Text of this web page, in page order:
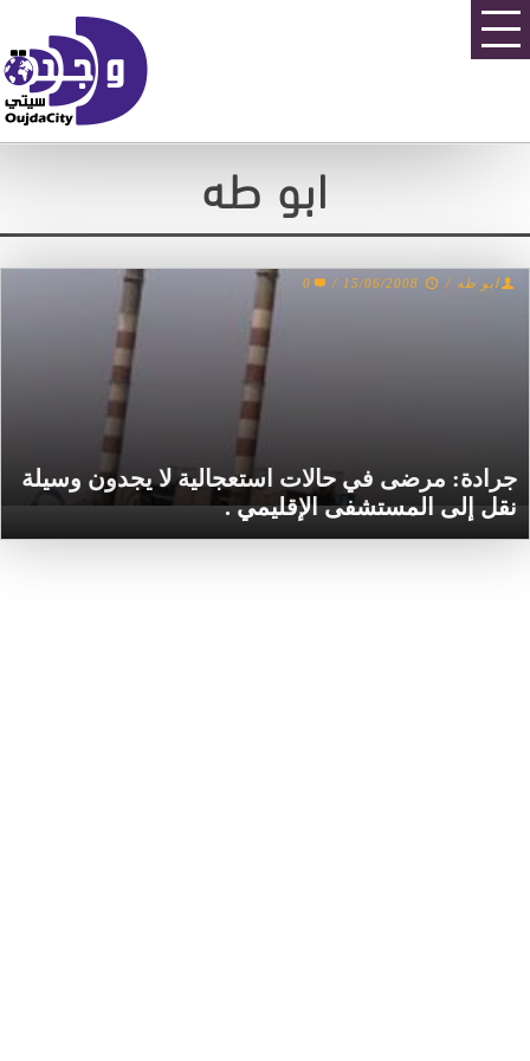
ابو طه
جرادة: مرضى في حالات استعجالية لا يجدون وسيلة
نقل إلى المستشفى الإقليمي .
ابو طه /
15/06/2008
/
0